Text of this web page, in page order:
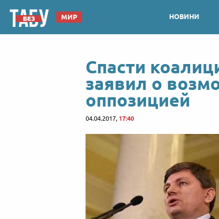
МИР НОВИНИ
Спасти
заявил о
оппозицией
04.04.2017, 17:40